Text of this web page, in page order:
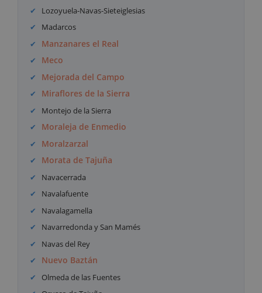
Lozoyuela-Navas-Sieteiglesias
Madarcos
Manzanares el Real
Meco
Mejorada del Campo
Miraflores de la Sierra
Montejo de la Sierra
Moraleja de Enmedio
Moralzarzal
Morata de Tajuña
Navacerrada
Navalafuente
Navalagamella
Navarredonda y San Mamés
Navas del Rey
Nuevo Baztán
Olmeda de las Fuentes